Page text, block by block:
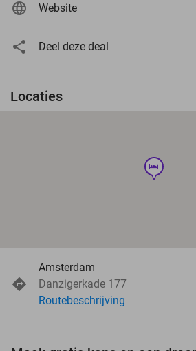
Website
Deel deze deal
Locaties
hotel
Amsterdam
Danzigerkade 177
Routebeschrijving